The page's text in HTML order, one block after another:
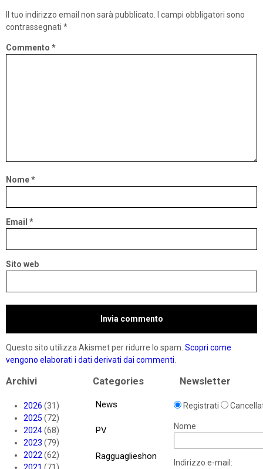
Il tuo indirizzo email non sarà pubblicato.
I campi obbligatori sono
contrassegnati *
Commento *
Nome*
Email *
Sito web
Questo sito utilizza Akismet per ridurre lo spam. Scopri come
vengono elaborati i dati derivati dai commenti.
Archivi
2026 (31)
2025 (72)
2024(68)
2023 (79)
2022(62)
Categories
News
PV
Ragguaglieshon
Newsletter
Registrati
Nome
Indirizzo e-mail: